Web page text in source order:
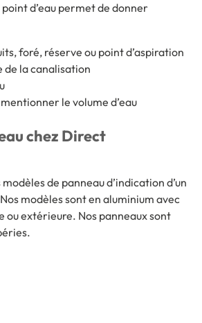
d’eau permet de donner
foré, réserve ou point d’aspiration
de la canalisation
le volume d’eau
chez Direct
de panneau d’indication d’un
modèles sont en aluminium avec
extérieure. Nos panneaux sont